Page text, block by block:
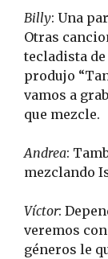
Billy: Una
Otras
tecladista
produjo
vamos a
que mezcle.
Andrea:
mezclando
Víctor:
veremos
géneros le